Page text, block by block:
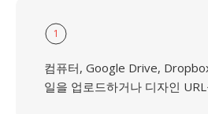
1
컴퓨터, Google Drive,
일을 업로드하거나 디자인